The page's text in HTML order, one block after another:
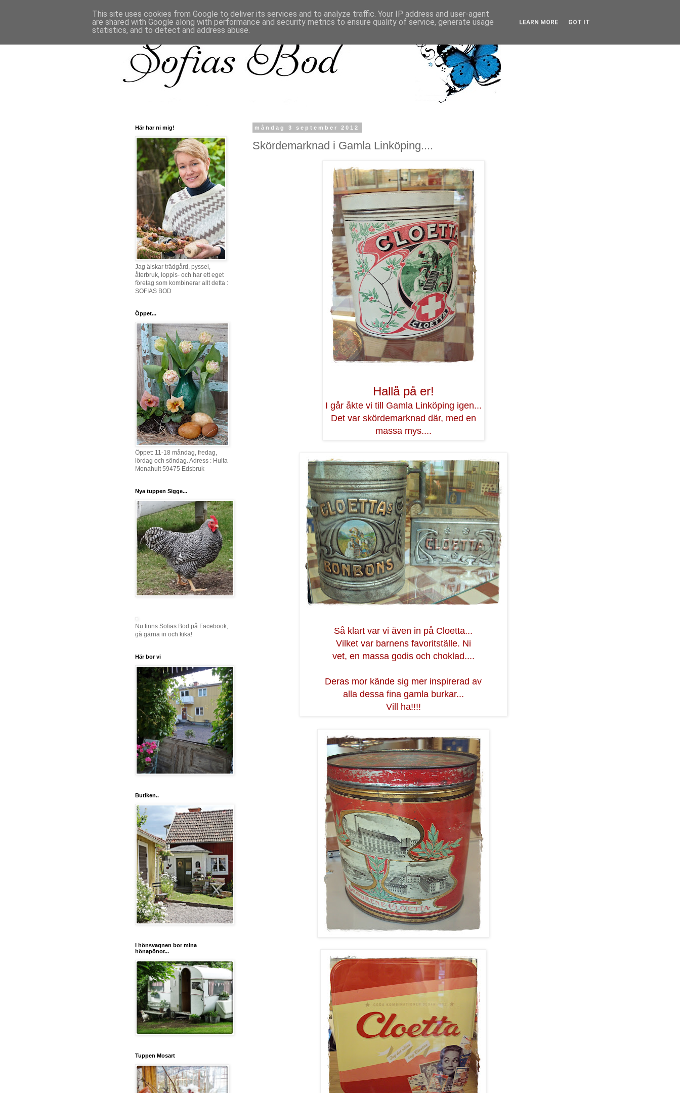
måndag 3 september 2012
Skördemarknad i Gamla Linköping....
Hallå på er!
I går åkte vi till Gamla Linköping igen...
Det var skördemarknad där, med en
massa mys....
Så klart var vi även in på Cloetta...
Vilket var barnens favoritställe. Ni
vet, en massa godis och choklad....
Deras mor kände sig mer inspirerad av
alla dessa fina gamla burkar...
Vill ha!!!!
Här har ni mig!
Jag älskar trädgård, pyssel,
återbruk, loppis- och har ett eget
företag som kombinerar allt detta :
SOFIAS BOD
Öppet...
Öppet: 11-18 måndag, fredag,
lördag och söndag. Adress : Hulta
Monahult 59475 Edsbruk
Nya tuppen Sigge...
Nu finns Sofias Bod på Facebook,
gå gärna in och kika!
Här bor vi
Butiken..
I hönsvagnen bor mina
hönapönor...
Tuppen Mosart
This site uses cookies from Google to deliver its services and to analyze traffic. Your IP address and user-agent
are shared with Google along with performance and security metrics to ensure quality of service, generate usage
statistics, and to detect and address abuse.
LEARN MORE GOT IT